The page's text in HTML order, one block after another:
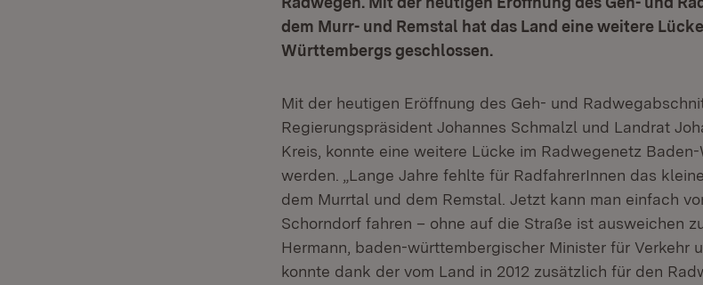
dem Murr- und Remstal hat das Land eine weitere
Württembergs geschlossen.
Mit der heutigen Eröffnung des Geh- und
Regierungspräsident Johannes Schmalzl und Landrat
Kreis, konnte eine weitere Lücke im Radwegenetz
werden. „Lange Jahre fehlte für RadfahrerInnen das
dem Murrtal und dem Remstal. Jetzt kann man einfach
Schorndorf fahren – ohne auf die Straße ist ausweichen
Hermann, baden-württembergischer Minister für Verkehr
konnte dank der vom Land in 2012 zusätzlich für den